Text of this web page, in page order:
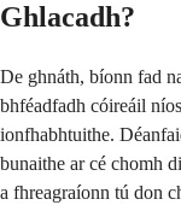
Ghlacadh?
De ghnáth, bíonn fad
bhféadfadh cóireáil
ionfhabhtuithe.
bunaithe ar cé chomh
a fhreagraíonn tú don